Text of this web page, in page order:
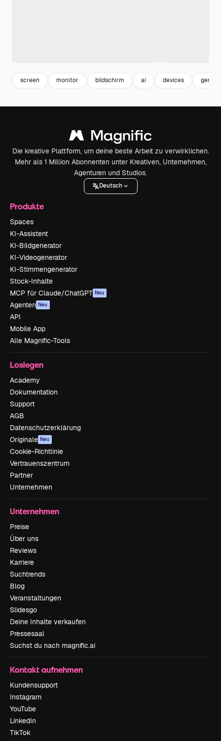
screen monitor bildschirm ai devices geräte
Die kreative Plattform, um deine beste Arbeit zu verwirklichen.
Mehr als 1 Million Abonnenten unter Kreativen, Unternehmen,
Agenturen und Studios.
Deutsch
Produkte
Spaces
KI-Assistent
KI-Bildgenerator
KI-Videogenerator
KI-Stimmengenerator
Stock-Inhalte
MCP für Claude/ChatGPT Neu
Agenten Neu
API
Mobile App
Alle Magnific-Tools
Loslegen
Academy
Dokumentation
Support
AGB
Datenschutzerklärung
Originale Neu
Cookie-Richtlinie
Vertrauenszentrum
Partner
Unternehmen
Unternehmen
Preise
Über uns
Reviews
Karriere
Suchtrends
Blog
Veranstaltungen
Slidesgo
Deine Inhalte verkaufen
Pressesaal
Suchst du nach magnific.ai
Kontakt aufnehmen
Kundensupport
Instagram
YouTube
LinkedIn
TikTok